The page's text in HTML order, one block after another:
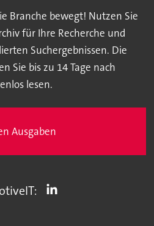
Branche bewegt! Nutzen Sie
für Ihre Recherche und
Suchergebnissen. Die
Sie bis zu 14 Tage nach
lesen.
Ausgaben